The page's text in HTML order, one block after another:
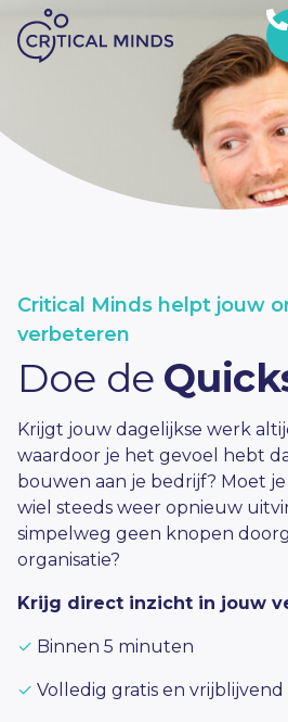
Ga naar de inhoud
Critical Minds helpt jouw
verbeteren
Doe de
Krijgt jouw dagelijkse werk
waardoor je het gevoel hebt
bouwen aan je bedrijf? Moet
wiel steeds weer opnieuw
simpelweg geen knopen
organisatie?
Krijg direct inzicht in jouw
✓ Binnen 5 minuten
✓ Volledig gratis en vrijblijvend